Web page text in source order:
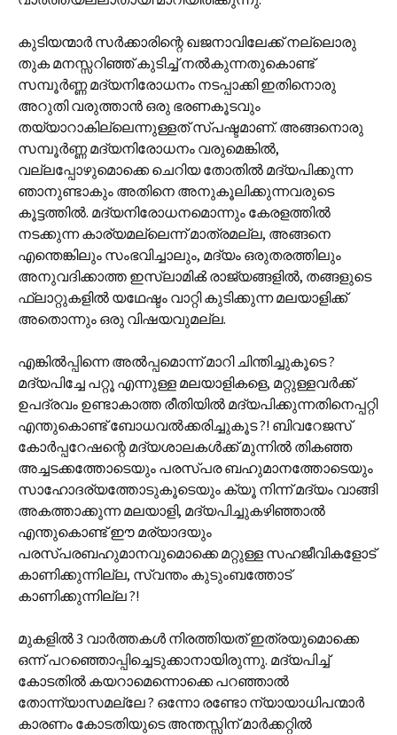
കുടിയന്മാർ സർക്കാരിന്റെ ഖജനാവിലേക്ക് നല്ലൊരു
തുക മനസ്സറിഞ്ഞ് കുടിച്ച് നൽകുന്നതുകൊണ്ട്
സമ്പൂർണ്ണ മദ്യനിരോധനം നടപ്പാക്കി ഇതിനൊരു
അറുതി വരുത്താൻ ഒരു ഭരണകൂടവും
തയ്യാറാകില്ലെന്നുള്ളത് സ്പഷ്ടമാണ്. അങ്ങനൊരു
സമ്പൂർണ്ണ മദ്യനിരോധനം വരുമെങ്കിൽ,
വല്ലപ്പോഴുമൊക്കെ ചെറിയ തോതിൽ മദ്യപിക്കുന്ന
ഞാനുണ്ടാകും അതിനെ അനുകൂലിക്കുന്നവരുടെ
കൂട്ടത്തിൽ. മദ്യനിരോധനമൊന്നും കേരളത്തിൽ
നടക്കുന്ന കാര്യമല്ലെന്ന് മാത്രമല്ല, അങ്ങനെ
എന്തെങ്കിലും സംഭവിച്ചാലും, മദ്യം ഒരുതരത്തിലും
അനുവദിക്കാത്ത ഇസ്ലാമിൿ രാജ്യങ്ങളിൽ, തങ്ങളുടെ
ഫ്ലാറ്റുകളിൽ യഥേഷ്ടം വാറ്റി കുടിക്കുന്ന മലയാളിക്ക്
അതൊന്നും ഒരു വിഷയവുമല്ല.
എങ്കില്‍പ്പിന്നെ അല്‍പ്പമൊന്ന് മാറി ചിന്തിച്ചുകൂടെ ?
മദ്യപിച്ചേ പറ്റൂ എന്നുള്ള മലയാളികളെ, മറ്റുള്ളവർക്ക്
ഉപദ്രവം ഉണ്ടാകാത്ത രീതിയിൽ മദ്യപിക്കുന്നതിനെപ്പറ്റി
എന്തുകൊണ്ട് ബോധവൽക്കരിച്ചുകൂട ?! ബിവറേജസ്
കോർപ്പറേഷന്റെ മദ്യശാലകൾക്ക് മുന്നിൽ തികഞ്ഞ
അച്ചടക്കത്തോടെയും പരസ്പര ബഹുമാനത്തോടെയും
സാഹോദര്യത്തോടുകൂടെയും ക്യൂ നിന്ന് മദ്യം വാങ്ങി
അകത്താക്കുന്ന മലയാളി, മദ്യപിച്ചുകഴിഞ്ഞാൽ
എന്തുകൊണ്ട് ഈ മര്യാദയും
പരസ്പരബഹുമാനവുമൊക്കെ മറ്റുള്ള സഹജീവികളോട്
കാണിക്കുന്നില്ല, സ്വന്തം കുടുംബത്തോട്
കാണിക്കുന്നില്ല ?!
മുകളിൽ 3 വാർത്തകൾ നിരത്തിയത് ഇത്രയുമൊക്കെ
ഒന്ന് പറഞ്ഞൊപ്പിച്ചെടുക്കാനായിരുന്നു. മദ്യപിച്ച്
കോടതിൽ കയറാമെന്നൊക്കെ പറഞ്ഞാൽ
തോന്ന്യാസമല്ലേ ? ഒന്നോ രണ്ടോ ന്യായാധിപന്മാർ
കാരണം കോടതിയുടെ അന്തസ്സിന് മാർക്കറ്റിൽ